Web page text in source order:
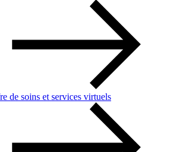
de soins et services virtuels